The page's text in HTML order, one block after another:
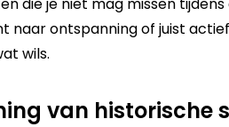
naar ontspanning of juist
wils.
van historische